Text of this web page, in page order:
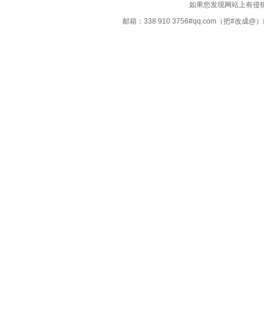
如果您发现网站上有侵
邮箱：338 910 3756#qq.com（把#改成@